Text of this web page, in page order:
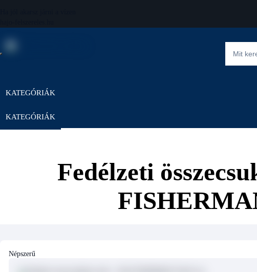
KATEGÓRIÁK
KATEGÓRIÁK
Fedélzeti
Népszerű